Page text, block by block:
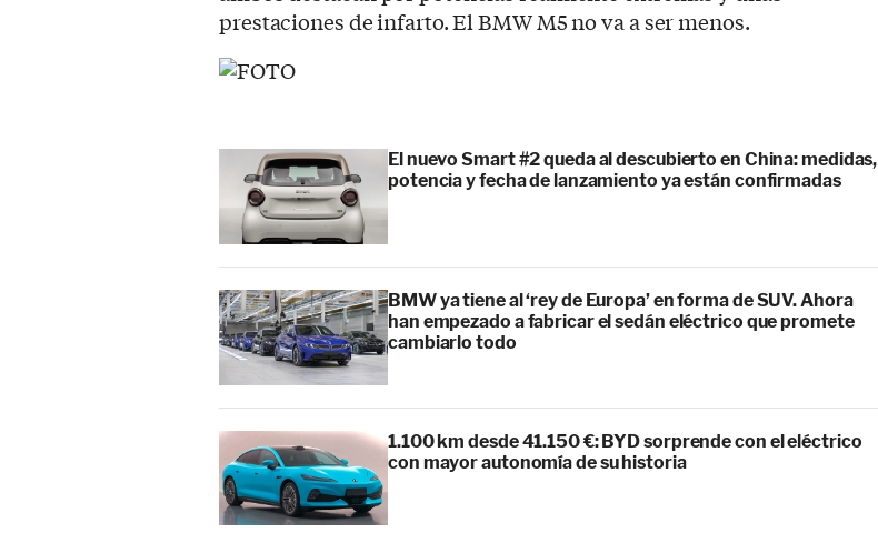
prestaciones de infarto. El BMW M5 no va a ser menos.
El nuevo Smart #2 queda al descubierto en China: medidas,
potencia y fecha de lanzamiento ya están confirmadas
BMW ya tiene al ‘rey de Europa’ en forma de SUV. Ahora
han empezado a fabricar el sedán eléctrico que promete
cambiarlo todo
1.100 km desde 41.150 €: BYD sorprende con el eléctrico
con mayor autonomía de su historia